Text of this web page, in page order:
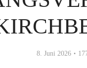
8. Juni 2026